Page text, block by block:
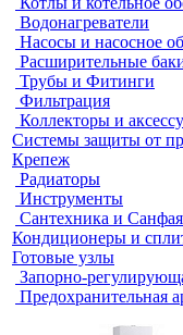
Водонагреватели
Насосы и насосное
Расширительные
Трубы и Фитинги
Фильтрация
Коллекторы и
Системы защиты от
Крепеж
Радиаторы
Инструменты
Сантехника и
Кондиционеры и
Готовые узлы
Запорно-
Предохранительная